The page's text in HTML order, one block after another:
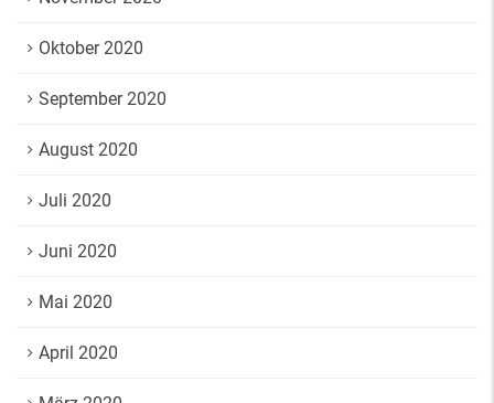
Oktober 2020
September 2020
August 2020
Juli 2020
Juni 2020
Mai 2020
April 2020